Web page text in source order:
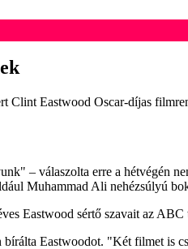
Clint Eastwood Oscar-díjas
– válaszolta erre a
Muhammad Ali nehézsúlyú
Eastwood sértő szavait az
Eastwoodot. "Két filmet is